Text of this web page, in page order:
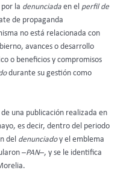
la denunciada en el perfil de
de propaganda
no está relacionada con
avances o desarrollo
o beneficios y compromisos
durante su gestión como
una publicación realizada en
es decir, dentro del periodo
del denunciadoy el emblema
–PAN–, y se le identifica